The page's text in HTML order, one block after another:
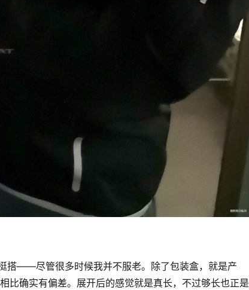
搭——尽管很多时候我并不服老。除了包装盒，就是产
比确实有偏差。展开后的感觉就是真长，不过够长也正是